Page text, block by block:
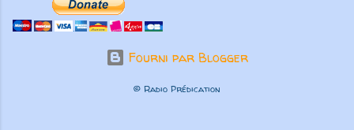
Fourni par Blogger
© Radio Prédication